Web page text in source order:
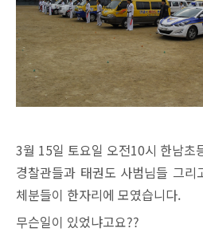
3월 15일 토요일 오전10시 한남초
경찰관들과 태권도 사범님들 그
체분들이 한자리에 모였습니다.
무슨일이 있었냐고요??